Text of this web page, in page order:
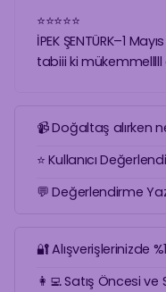
⭐⭐⭐⭐⭐
İPEK ŞENTÜRK–1
tabiii ki
📹 Doğaltaş alırken
⭐ Kullanıcı
💬 Değerlendirme
🔐 Alışverişlerinizde
👩‍💻 Satış Öncesi ve